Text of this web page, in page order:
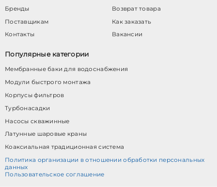
Бренды
Поставщикам
Контакты
Возврат товара
Как заказать
Вакансии
Популярные категории
Мембранные баки для водоснабжения
Модули быстрого монтажа
Корпусы фильтров
Турбонасадки
Насосы скважинные
Латунные шаровые краны
Коаксиальная традиционная система
Политика организации в отношении обработки персональных
данных
Пользовательское соглашение